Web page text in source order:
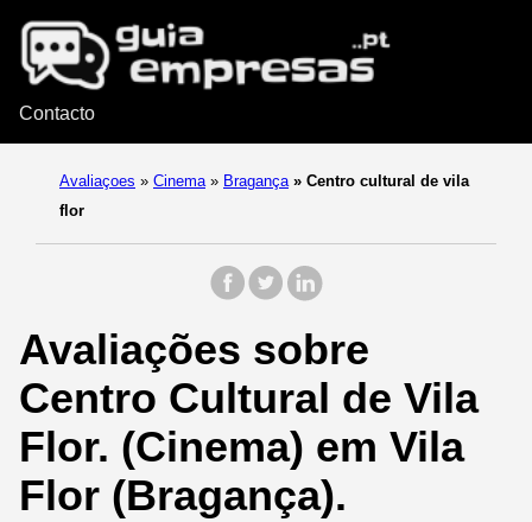
Contacto
Avaliaçoes » Cinema » Bragança » Centro cultural de vila
flor
Avaliações sobre
Centro Cultural de Vila
Flor. (Cinema) em Vila
Flor (Bragança).